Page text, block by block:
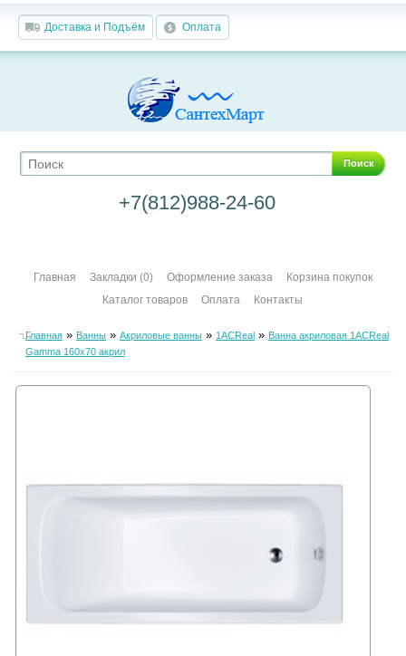
Доставка и Подъём Оплата
Поиск
+7(812)988-24-60
Главная Закладки (0) Оформление заказа
Корзина покупок
Каталог товаров
Оплата Контакты
Главная» Ванны» Акриловые ванны» 1ACReal» Ванна акриловая 1ACReal
Gamma 160х70 акрил